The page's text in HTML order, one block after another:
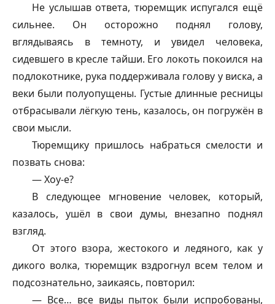
Не услышав ответа, тюремщик испугался ещё
сильнее. Он осторожно поднял голову,
вглядываясь в темноту, и увидел человека,
сидевшего в кресле тайши. Его локоть покоился на
подлокотнике, рука поддерживала голову у виска, а
веки были полуопущены. Густые длинные ресницы
отбрасывали лёгкую тень, казалось, он погружён в
свои мысли.
Тюремщику пришлось набраться смелости и
позвать снова:
—Хоу-е?
В следующее мгновение человек, который,
казалось, ушёл в свои думы, внезапно поднял
взгляд.
От этого взора, жестокого и ледяного, как у
дикого волка, тюремщик вздрогнул всем телом и
подсознательно, заикаясь, повторил:
— Все… все виды пыток были испробованы,